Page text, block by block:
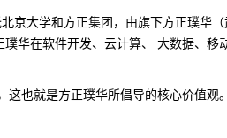
京大学和方正集团，由旗下方正璞华
华在软件开发、云计算、
大数据、移
这也就是方正璞华所倡导的核心价值观。